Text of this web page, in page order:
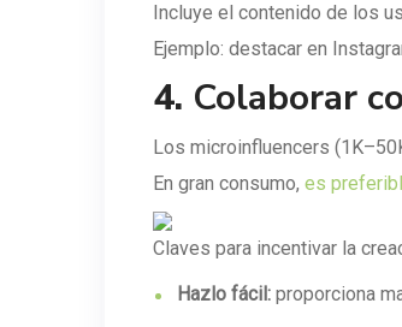
Incluye el contenido de los
Ejemplo: destacar en
4. Colaborar
Los microinfluencers
En gran consumo, es
Claves para incentivar la
Hazlo fácil: proporciona